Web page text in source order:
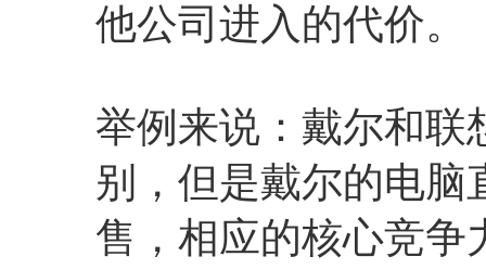
他公司进入的代价。
举例来说：戴尔和联
别，但是戴尔的电脑
售，相应的核心竞争